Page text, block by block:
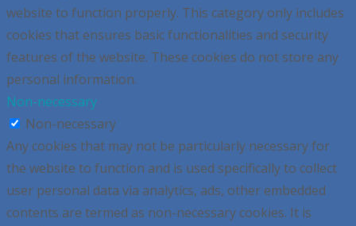
website to function properly. This category only includes
cookies that ensures basic functionalities and security
features of the website. These cookies do not store any
personal information.
Non-necessary
Non-necessary
Any cookies that may not be particularly necessary for
the website to function and is used specifically to collect
user personal data via analytics, ads, other embedded
contents are termed as non-necessary cookies. It is